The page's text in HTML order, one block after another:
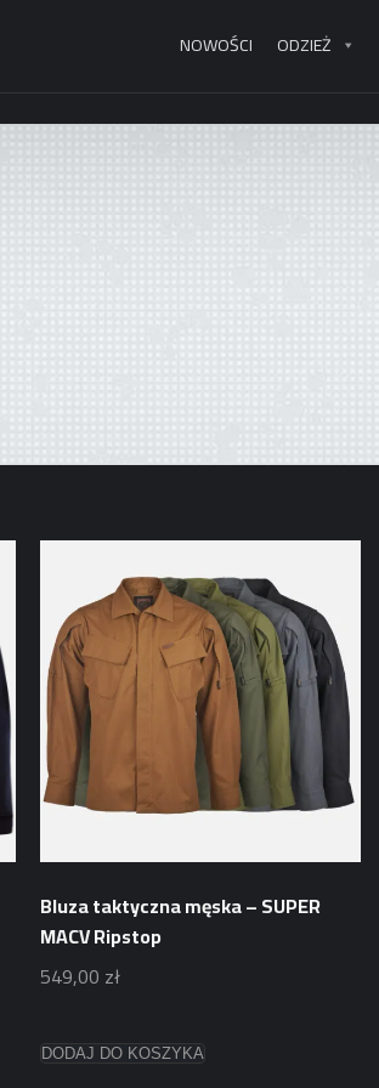
NOWOŚCI ODZIEŻ
Bluza taktyczna męska – SUPER
MACV Ripstop
549,00 zł
Ten
produkt
DODAJ DO KOSZYKA